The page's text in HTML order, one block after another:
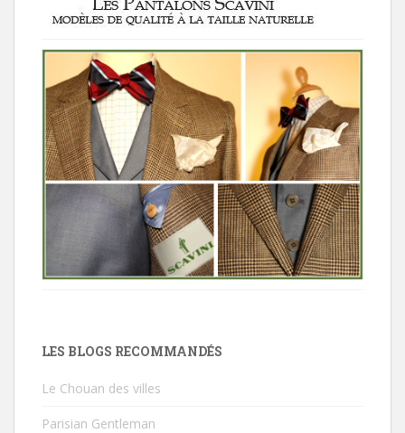
LES BLOGS RECOMMANDÉS
Le Chouan des villes
Parisian Gentleman